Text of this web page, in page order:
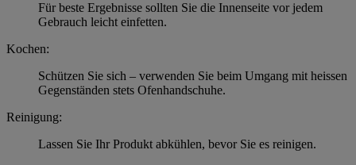
Für beste Ergebnisse sollten Sie die Innenseite vor jedem
Gebrauch leicht einfetten.
Kochen:
Schützen Sie sich – verwenden Sie beim Umgang mit heissen
Gegenständen stets Ofenhandschuhe.
Reinigung:
Lassen Sie Ihr Produkt abkühlen, bevor Sie es reinigen.